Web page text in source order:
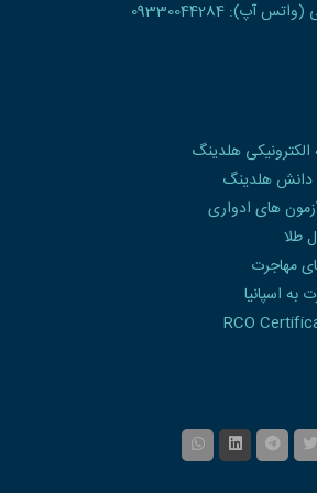
آپ): 09330044284
الکترونیکی هلدینگ
دانش هلدینگ
های ادواری
طلا
مهاجرت
به اسپانیا
RCO